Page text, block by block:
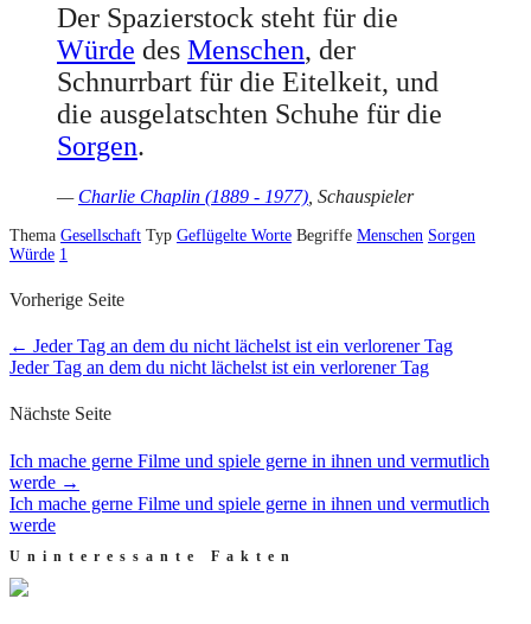
Der Spazierstock steht für die
Würde des Menschen, der
Schnurrbart für die Eitelkeit, und
die ausgelatschten Schuhe für die
Sorgen.
— Charlie Chaplin (1889 - 1977) , Schauspieler
Thema Gesellschaft Typ Geflügelte Worte Begriffe Menschen Sorgen
Würde 1
Vorherige Seite
← Jeder Tag an dem du nicht lächelst ist ein verlorener Tag
Jeder Tag an dem du nicht lächelst ist ein verlorener Tag
Nächste Seite
Ich mache gerne Filme und spiele gerne in ihnen und vermutlich
werde →
Ich mache gerne Filme und spiele gerne in ihnen und vermutlich
werde
Uninteressante Fakten